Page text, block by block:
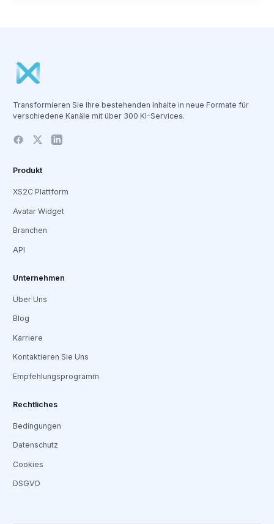
Transformieren Sie Ihre bestehenden Inhalte in neue Formate für
verschiedene Kanäle mit über 300 KI-Services.
Produkt
XS2C Plattform
Avatar Widget
Branchen
API
Unternehmen
Über Uns
Blog
Karriere
Kontaktieren Sie Uns
Empfehlungsprogramm
Rechtliches
Bedingungen
Datenschutz
Cookies
DSGVO